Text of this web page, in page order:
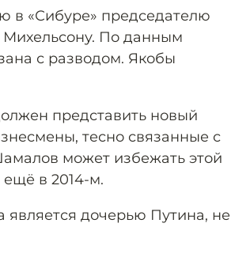
в «Сибуре» председателю
Михельсону. По данным
с разводом. Якобы
представить новый
тесно связанные с
может избежать этой
ещё в 2014-м.
является дочерью Путина, не